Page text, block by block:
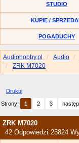
STUDIO
KUPIĘ /
POGADUCHY
Audiohobby.pl Audio
ZRK M7020
Drukuj
Strony: 1 2 3
ZRK M7020
42 Odpowiedzi 25824